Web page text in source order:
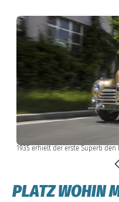
1935 erhielt der erste Superb den
PLATZ WOHIN